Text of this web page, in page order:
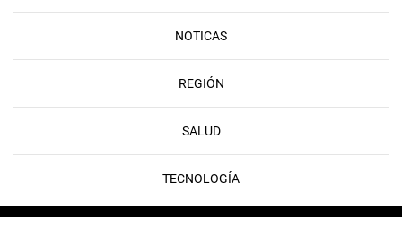
NOTICAS
REGIÓN
SALUD
TECNOLOGÍA